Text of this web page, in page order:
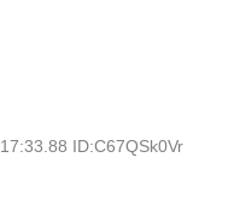
ID:C67QSk0Vr